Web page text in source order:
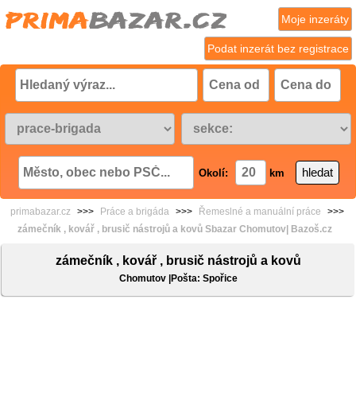
Podat inzerát bez registrace
Moje inzeráty
Okolí: km
primabazar.cz >>> Práce a brigáda >>> Řemeslné a manuální práce
>>>
zámečník , kovář , brusič nástrojů a kovů Sbazar Chomutov| Bazoš.cz
zámečník , kovář , brusič nástrojů a kovů
Chomutov |Pošta: Spořice